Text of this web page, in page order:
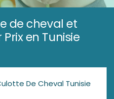
de cheval et
en Tunisie
De Cheval Tunisie